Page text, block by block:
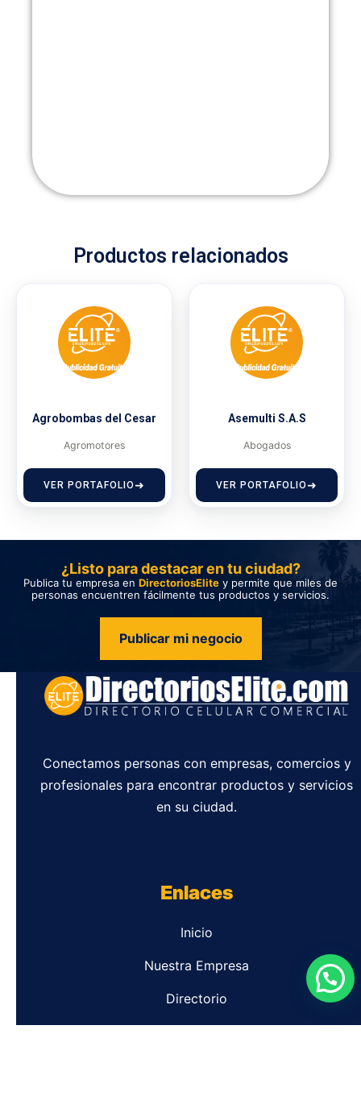
Productos relacionados
Agrobombas del Cesar
Agromotores
VER PORTAFOLIO
Asemulti S.A.S
Abogados
VER PORTAFOLIO
¿Listo para destacar en tu ciudad?
Publica tu empresa en DirectoriosElite y permite que miles de
personas encuentren fácilmente tus productos y servicios.
Publicar mi negocio
Conectamos personas con empresas, comercios y
profesionales para encontrar productos y servicios
en su ciudad.
Enlaces
Inicio
Nuestra Empresa
Directorio